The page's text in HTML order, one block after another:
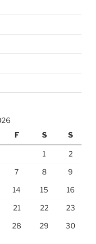
F S S
1 2
7 8 9
14 15 16
21 22 23
28 29 30